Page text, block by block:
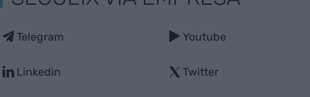
Telegram
Linkedin
Youtube
Twitter